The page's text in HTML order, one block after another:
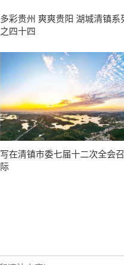
多彩贵州 爽爽贵阳 湖城清镇系
之四十四
写在清镇市委七届十二次全会
际